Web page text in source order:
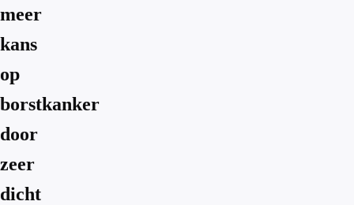
meer
kans
op
borstkanker
door
zeer
dicht